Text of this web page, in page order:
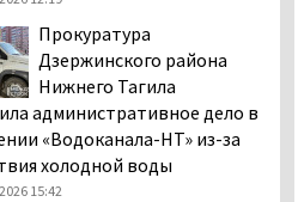
Свердловской области с
начала купального сезона
человек
14:05
Нижний Тагил на три дня
станет мировой
Прокуратура
Дзержинского района
Нижнего Тагила
административное дело в
«Водоканала-НТ» из-за
холодной воды
15:42